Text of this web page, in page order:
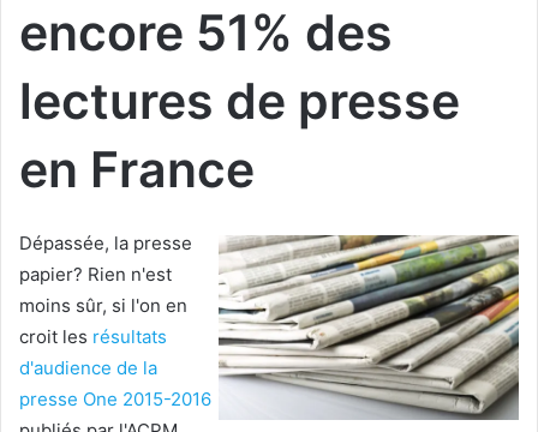
encore 51% des
lectures de presse
en France
Dépassée, la presse
papier? Rien n'est
moins sûr, si l'on en
croit les résultats
d'audience de la
presse One 2015-2016